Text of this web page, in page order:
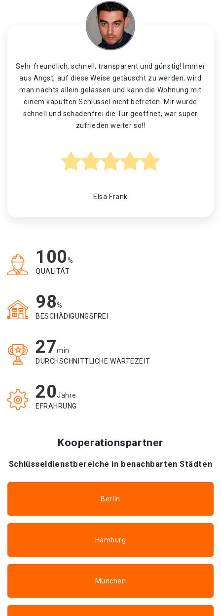
Sehr freundlich, schnell, transparent und günstig! Immer
aus Angst, auf diese Weise getäuscht zu werden, wird
man nachts allein gelassen und kann die Wohnung mit
einem kaputten Schlüssel nicht betreten. Mir wurde
schnell und schadenfrei die Tür geöffnet, war super
zufrieden weiter so!!
Elsa Frank
100%
QUALITÄT
98%
BESCHÄDIGUNGSFREI
27min
DURCHSCHNITTLICHE WARTEZEIT
20Jahre
EFRAHRUNG
Kooperationspartner
Schlüsseldienstbereiche in benachbarten Städten
Berlin
Hamburg
München